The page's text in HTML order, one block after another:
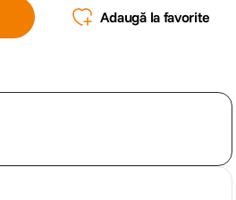
Adaugă la favorite